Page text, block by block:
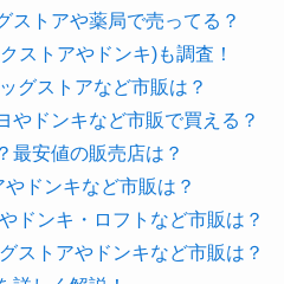
ストアや薬局で売ってる？
ストアやドンキ)も調査！
グストアなど市販は？
やドンキなど市販で買える？
最安値の販売店は？
ドンキなど市販は？
ドンキ・ロフトなど市販は？
ストアやドンキなど市販は？